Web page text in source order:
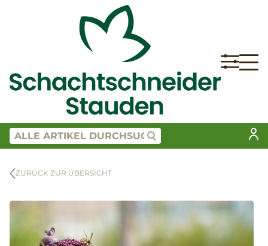
ZURÜCK ZUR ÜBERSICHT